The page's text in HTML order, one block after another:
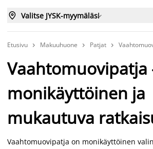
 Valitse JYSK-myymäläsi
Etusivu  Makuuhuone  Patjat 
Vaahtomuovipatja
monikäyttöinen ja
mukautuva
Vaahtomuovipatja on monikäyttöinen